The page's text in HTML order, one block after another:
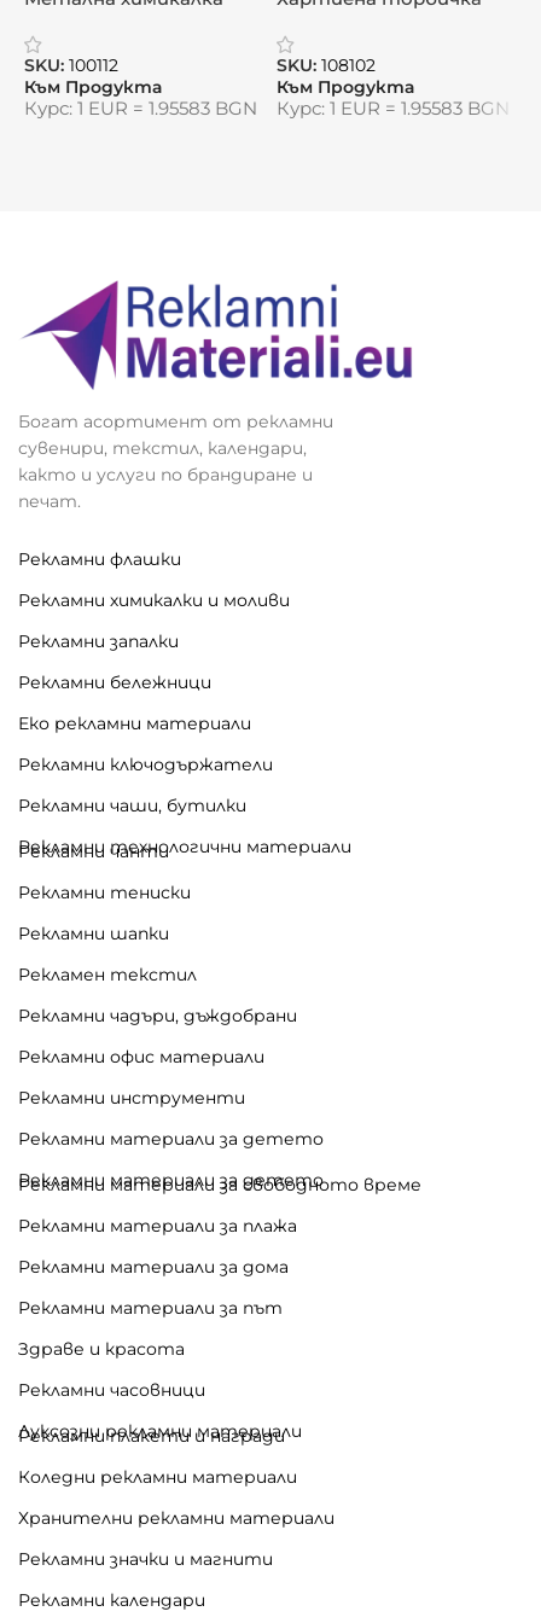
SKU: 100112
Към Продукта
Курс: 1 EUR = 1.95583 BGN
SKU: 108102
Към Продукта
Курс: 1 EUR = 1.95583 BGN
Богат асортимент от рекламни
сувенири, текстил, календари,
както и услуги по брандиране и
печат.
Рекламни флашки
Рекламни химикалки и моливи
Рекламни запалки
Рекламни бележници
Еко рекламни материали
Рекламни ключодържатели
Рекламни чаши, бутилки
Рекламни технологични материали
Рекламни чанти
Рекламни тениски
Рекламни шапки
Рекламен текстил
Рекламни чадъри, дъждобрани
Рекламни офис материали
Рекламни инструменти
Рекламни материали за детето
Рекламни материали за детето
Рекламни материали за свободното време
Рекламни материали за плажа
Рекламни материали за дома
Рекламни материали за път
Здраве и красота
Рекламни часовници
Луксозни рекламни материали
Рекламни плакети и награди
Коледни рекламни материали
Хранителни рекламни материали
Рекламни значки и магнити
Рекламни календари